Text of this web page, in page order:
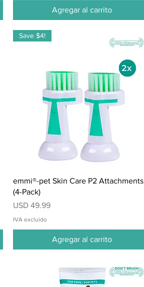
Agregar al carrito
Vista rápida
Save $4!
emmi®-pet Skin Care P2 Attachments
(4-Pack)
Precio
USD 49.99
IVA excluido
Agregar al carrito